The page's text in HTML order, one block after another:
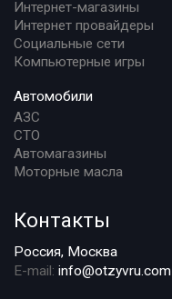
Интернет-магазины
Интернет провайдеры
Социальные сети
Компьютерные игры
Автомобили
АЗС
СТО
Автомагазины
Моторные масла
Контакты
Россия, Москва
E-mail: info@otzyvru.com